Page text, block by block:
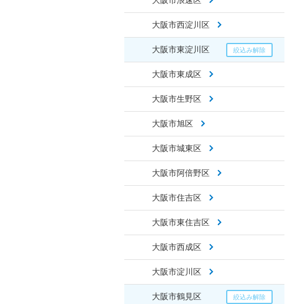
大阪市西淀川区
大阪市東淀川区
大阪市東成区
大阪市生野区
大阪市旭区
大阪市城東区
大阪市阿倍野区
大阪市住吉区
大阪市東住吉区
大阪市西成区
大阪市淀川区
大阪市鶴見区